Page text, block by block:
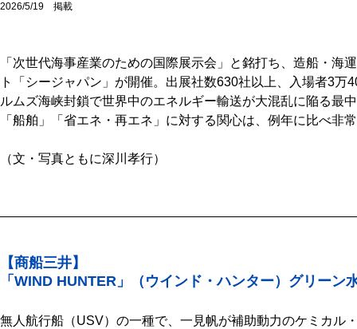
2026/5/19 掲載
「次世代海事産業のための国際展示会」と銘打ち、造船・海
ト「シージャパン」が開催。出展社数630社以上、入場者3
ルムズ海峡封鎖で世界中のエネルギー輸送が大混乱に陥る最
「船舶」「省エネ・再エネ」に対する関心は、例年に比べ非
（文・写真ともに深川孝行）
【商船三井】
「WIND HUNTER」（ウインド・ハンター）グリーン
無人航行船（USV）の一種で、一見帆が補助動力のケミカル